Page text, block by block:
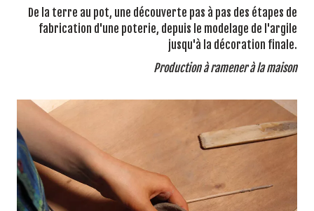
De la terre au pot, une découverte pas à pas des étapes de
fabrication d'une poterie, depuis le modelage de l'argile
jusqu'à la décoration finale.
Production à ramener à la maison